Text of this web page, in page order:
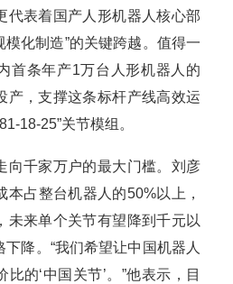
代表着国产人形机器人核心部
模化制造”的关键跨越。值得一
首条年产1万台人形机器人的
产，支撑这条标杆产线高效运
18-25”关节模组。
千家万户的最大门槛。刘彦
本占整台机器人的50%以上，
未来单个关节有望降到千元以
降。“我们希望让中国机器人
的‘中国关节’。”他表示，目